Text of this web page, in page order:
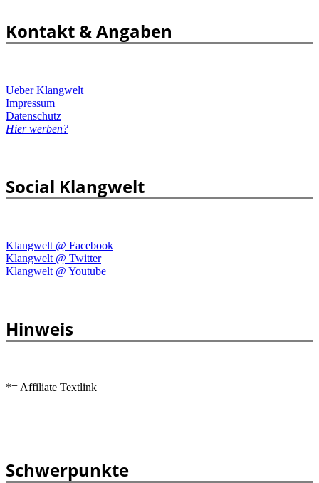
Kontakt & Angaben
Ueber Klangwelt
Impressum
Datenschutz
Hier werben?
Social Klangwelt
Klangwelt @ Facebook
Klangwelt @ Twitter
Klangwelt @ Youtube
Hinweis
*= Affiliate Textlink
Schwerpunkte